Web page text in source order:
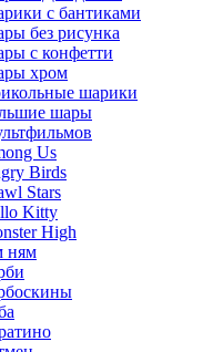
с бантиками
без рисунка
с конфетти
хром
шарики
шары
Us
Birds
Stars
Kitty
High
ням